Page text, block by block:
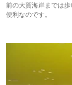
前の大賀海岸までは
便利なのです。